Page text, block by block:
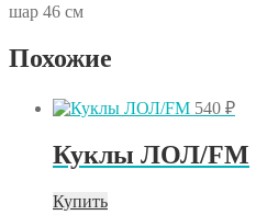
шар 46 см
Похожие
540 ₽
Куклы ЛОЛ/FM
Купить